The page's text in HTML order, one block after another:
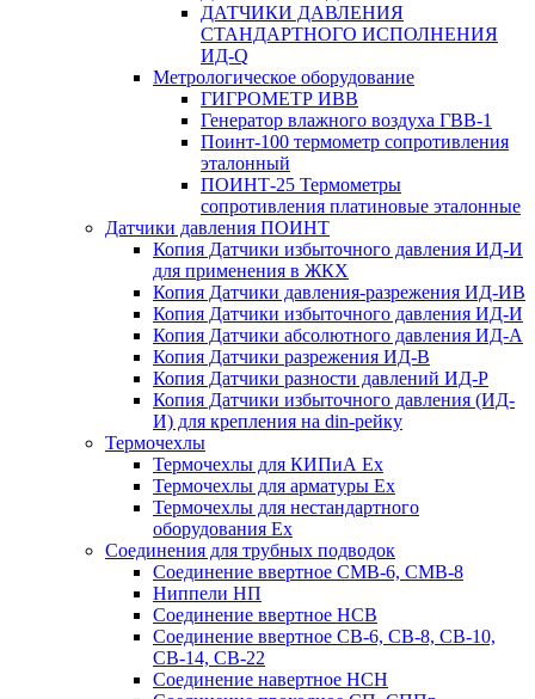
ДАТЧИКИ ДАВЛЕНИЯ
СТАНДАРТНОГО ИСПОЛНЕНИЯ
ИД-Q
Метрологическое оборудование
ГИГРОМЕТР ИВВ
Генератор влажного воздуха ГВВ-1
Поинт-100 термометр сопротивления
эталонный
ПОИНТ-25 Термометры
сопротивления платиновые эталонные
Датчики давления ПОИНТ
Копия Датчики избыточного давления ИД-И
для применения в ЖКХ
Копия Датчики давления-разрежения ИД-ИВ
Копия Датчики избыточного давления ИД-И
Копия Датчики абсолютного давления ИД-А
Копия Датчики разрежения ИД-В
Копия Датчики разности давлений ИД-Р
Копия Датчики избыточного давления (ИД-
И) для крепления на din-рейку
Термочехлы
Термочехлы для КИПиА Ex
Термочехлы для арматуры Ex
Термочехлы для нестандартного
оборудования Ex
Соединения для трубных подводок
Соединение ввертное СМВ-6, СМВ-8
Ниппели НП
Соединение ввертное НСВ
Соединение ввертное СВ-6, СВ-8, СВ-10,
СВ-14, СВ-22
Соединение навертное НСН